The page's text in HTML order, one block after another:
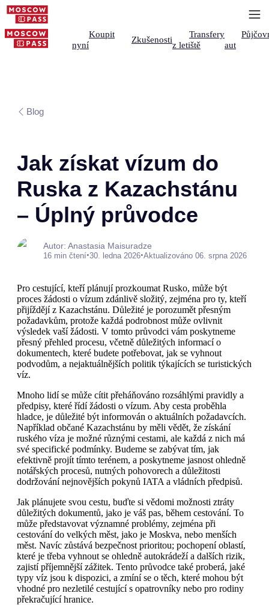
Koupit
nyní
Zkušenosti
Transfery
z letiště
aut
Blog
Jak získat vízum do
Ruska z Kazachstánu
– Úplný průvodce
Autor: Anastasia Maisuradze
16 min čtení•30. ledna 2026•Aktualizováno 06. srpna 2026
Pro cestující, kteří plánují prozkoumat Rusko, může být
proces žádosti o vízum zdánlivě složitý, zejména pro ty, kteří
přijíždějí z Kazachstánu. Důležité je porozumět přesným
požadavkům, protože každá podrobnost může ovlivnit
výsledek vaší žádosti. V tomto průvodci vám poskytneme
přesný přehled procesu, včetně důležitých informací o
dokumentech, které budete potřebovat, jak se vyhnout
podvodům, a nejaktuálnějších politik týkajících se turistických
víz.
Mnoho lidí se může cítit přeháňováno rozsáhlými pravidly a
předpisy, které řídí žádosti o vízum. Aby cesta proběhla
hladce, je důležité být informován o aktuálních požadavcích.
Například občané Kazachstánu by měli vědět, že získání
ruského víza je možné různými cestami, ale každá z nich má
své specifické podmínky. Budeme se zabývat tím, jak
efektivně projít tímto terénem, a poskytneme jasnost ohledně
notářských procesů, nutných pohovorech a důležitosti
dodržování nejnovějších pokynů IATA a vládních předpisů.
Jak plánujete svou cestu, buďte si vědomi možnosti ztráty
důležitých dokumentů, jako je váš pas, během cestování. To
může představovat významné problémy, zejména při
cestování do velkých měst, jako je Moskva, nebo menších
měst. Navíc zůstává bezpečnost prioritou; pochopení oblastí,
které je třeba vyhnout se ohledně autokrádeží a dalších rizik,
zajistí příjemnější zážitek. Tento průvodce také proberá, jaké
typy víz jsou k dispozici, a zmíní se o těch, které mohou být
vhodné pro nezletilé cestující s opatrovníky nebo pro rodiny
překračující hranice.